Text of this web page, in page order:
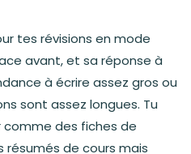
tes révisions en mode
avant, et sa réponse à
à écrire assez gros ou
sont assez longues. Tu
des fiches de
résumés de cours mais